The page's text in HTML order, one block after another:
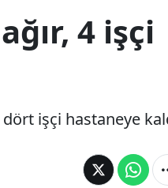
4 işçi
işçi hastaneye